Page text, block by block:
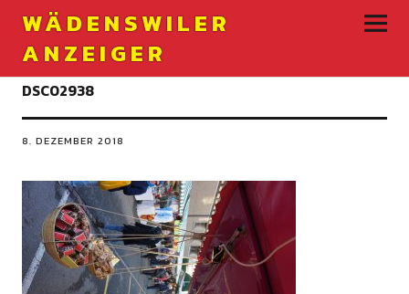
WÄDENSWILER
ANZEIGER
DSC02938
8. DEZEMBER 2018